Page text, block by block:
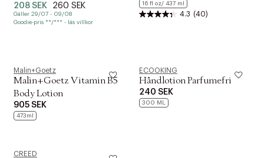
208 SEK 260 SEK
Gäller 29/07 - 09/08
Goodie-pris **/*** - läs villkor
16 fl oz/ 437 ml
4.3 (40)
Malin+Goetz
Malin+Goetz Vitamin B5
Body Lotion
905 SEK
473ml
ECOOKING
Håndlotion Parfumefri
240 SEK
300 ML
CREED